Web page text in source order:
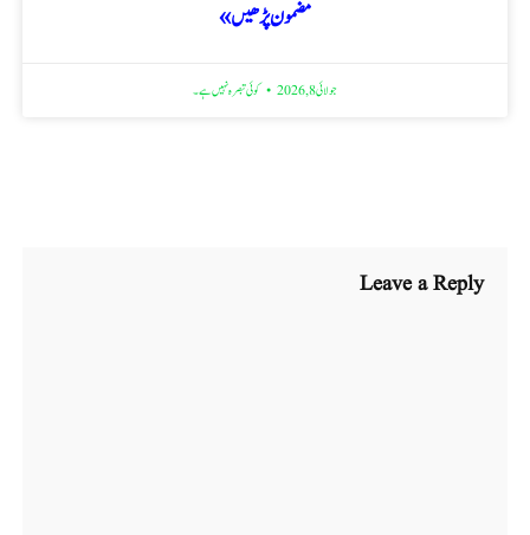
مضمون پڑھیں »
جولائی 8, 2026 کوئی تبصرہ نہیں ہے۔
Leave a Reply